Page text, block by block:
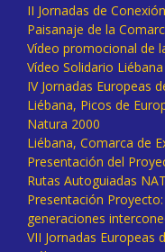
II Jornadas de
Paisanaje de la
Vídeo promocional de
Vídeo Solidario
IV Jornadas Europeas
Liébana, Picos de
Natura 2000
Liébana, Comarca de
Presentación del
Rutas Autoguiadas
Presentación
generaciones
VII Jornadas Europeas